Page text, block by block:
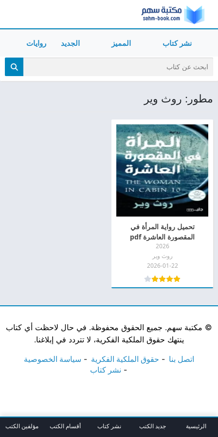
نشر كتاب المميز الجديد روايات
مطور: روث وير
تحميل رواية المرأة في
المقصورة العاشرة pdf
2026
روث وير
2026-01-22
© مكتبة سهم. جميع الحقوق محفوظة. في حال لاحظت أي كتاب
ينتهك حقوق الملكية الفكرية، لا تتردد في إبلاغنا.
اتصل بنا حقوق الملكية الفكرية
سياسة الخصوصية
نشر كتاب
الرئيسية جديد الكتب نشر كتاب أقسام الكتب مؤلفين الكتب